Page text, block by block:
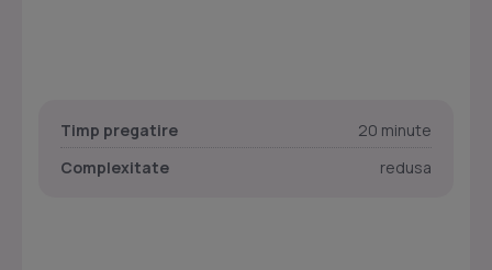
Timp pregatire
20 minute
Complexitate
redusa